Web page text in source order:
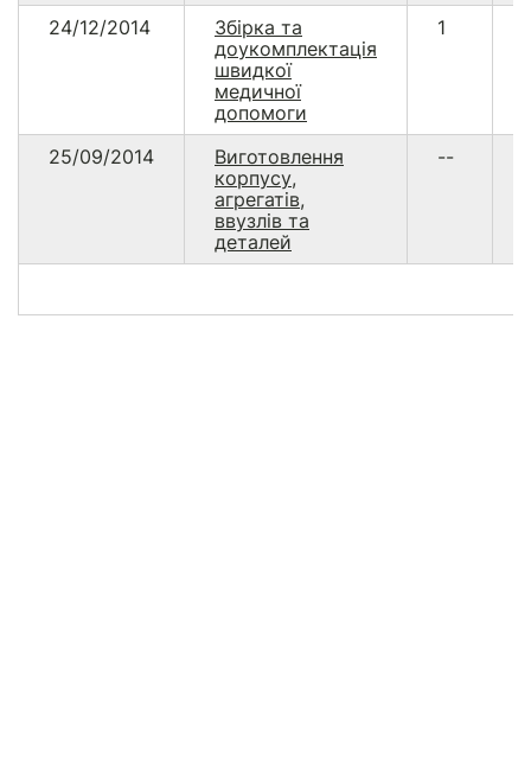
24/12/2014
Збірка та
доукомплектація
швидкої
медичної
допомоги
1
25/09/2014
Виготовлення
корпусу,
агрегатів,
ввузлів та
деталей
--